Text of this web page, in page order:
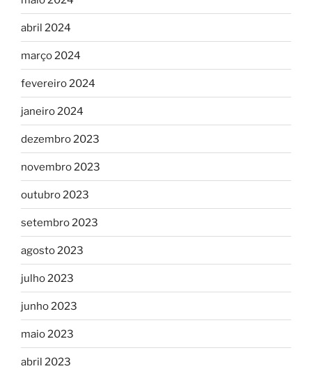
abril 2024
março 2024
fevereiro 2024
janeiro 2024
dezembro 2023
novembro 2023
outubro 2023
setembro 2023
agosto 2023
julho 2023
junho 2023
maio 2023
abril 2023